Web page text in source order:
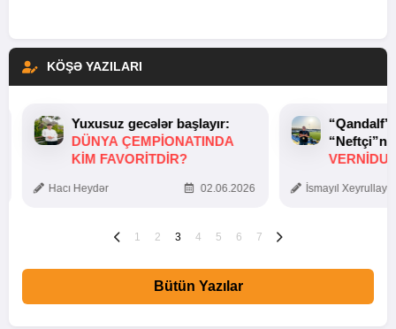
KÖŞƏ YAZILARI
Yuxusuz gecələr başlayır:
DÜNYA ÇEMPIONATINDA
KIM FAVORITDIR?
Hacı Heydər 02.06.2026 İsmayıl
1 2 3 4 5 6 7
Bütün Yazılar